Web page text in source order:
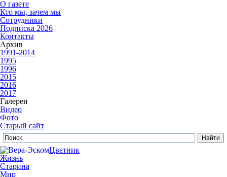
О газете
Кто мы, зачем мы
Сотрудники
Подписка 2026
Контакты
Архив
1991-2014
1995
1996
2015
2016
2017
Галереи
Видео
Фото
Старый сайт
Цветник
Жизнь
Старина
Мир